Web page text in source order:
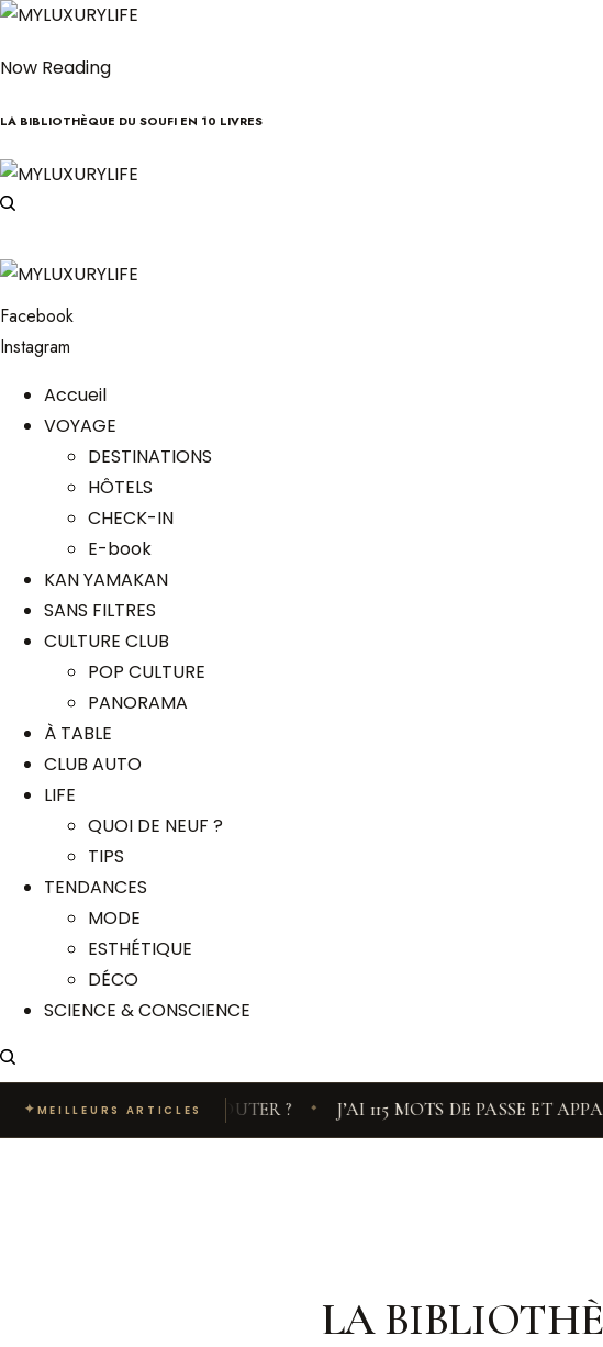
Now Reading
LA BIBLIOTHÈQUE DU SOUFI EN 10 LIVRES
Facebook
Instagram
Accueil
VOYAGE
DESTINATIONS
HÔTELS
CHECK-IN
E-book
KAN YAMAKAN
SANS FILTRES
CULTURE CLUB
POP CULTURE
PANORAMA
À TABLE
CLUB AUTO
LIFE
QUOI DE NEUF ?
TIPS
TENDANCES
MODE
ESTHÉTIQUE
DÉCO
SCIENCE & CONSCIENCE
✦ MEILLEURS ARTICLES
ÉCOUTER ? J’AI 115 MOTS DE PASSE ET
LA